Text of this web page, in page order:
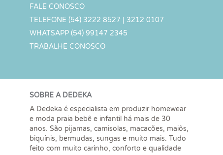
FALE CONOSCO
TELEFONE (54) 3222 8527 | 3212 0107
WHATSAPP (54) 99147 2345
TRABALHE CONOSCO
SOBRE A DEDEKA
A Dedeka é especialista em produzir homewear
e moda praia bebê e infantil há mais de 30
anos. São pijamas, camisolas, macacões, maiôs,
biquínis, bermudas, sungas e muito mais. Tudo
feito com muito carinho, conforto e qualidade